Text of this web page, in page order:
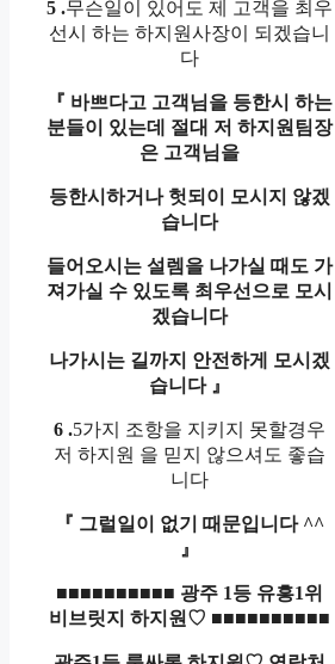
5 .무슨일이 있어도 제 고객을 최우
선시 하는 하지원사장이 되겠습니
다
『 바쁘다고 고객님을 등한시 하는
분들이 있는데 절대 저 하지원팀장
은 고객님을
등한시하거나 헛되이 모시지 않겠
습니다
들어오시는 설렘을 나가실 때도 가
져가실 수 있도록 최우선으로 모시
겠습니다
나가시는 길까지 안전하게 모시겠
습니다 』
6 .5가지 조항을 지키지 못할경우
저 하지원 을 믿지 않으셔도 좋습
니다
『 그럴일이 없기 때문입니다 ^^
』
■■■■■■■■■■ 광주 1등 유흥1위
비브릿지 하지원 ♡ ■■■■■■■■■■